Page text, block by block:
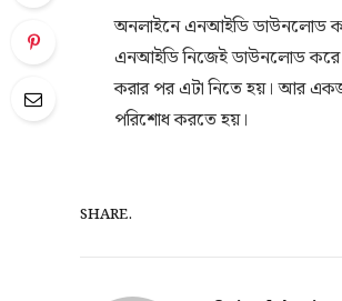
অনলাইনে এনআইডি ডাউনলোড
এনআইডি নিজেই ডাউনলোড করে
করার পর এটা নিতে হয়। আর
পরিশোধ করতে হয়।
SHARE.